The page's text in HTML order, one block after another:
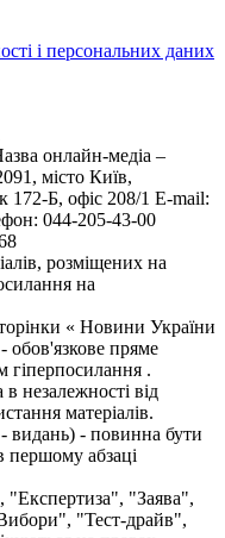
і персональних даних
онлайн-медіа –
місто Київ,
Б, офіс 208/1 E-mail:
044-205-43-00
розміщених на
на
« Новини України
обов'язкове пряме
гіперпосилання .
незалежності від
матеріалів.
видань) - повинна бути
першому абзаці
"Заява",
"Тест-драйв",